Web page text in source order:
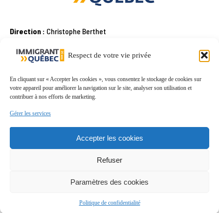
Respect de votre vie privée
En cliquant sur « Accepter les cookies », vous consentez le stockage de cookies sur
votre appareil pour améliorer la navigation sur le site, analyser son utilisation et
contribuer à nos efforts de marketing.
Gérer les services
Accepter les cookies
Refuser
Paramètres des cookies
Politique de confidentialité
Direction : Christophe Berthet
Conception Web :
Rédaction :Marine Caleb, Marie-Anne Dayé, Basile Moratille,
Marketing :Julie Bourgeois
Graphisme :Françoise Abbate Illustrations de la couverture et
des pages intérieures : Freepik (modifiées)
Ce projet est réalisé grâce au soutien financier de la CNESST
par son Programme d’aide financière pour l’information, la
sensibilisation et la formation en matière de normes du travail
et son Programme d’aide financière aux associations et aux
santé et sécurité du travail.